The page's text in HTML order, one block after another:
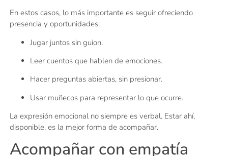
En estos casos, lo más importante es seguir ofreciendo
presencia y oportunidades:
Jugar juntos sin guion.
Leer cuentos que hablen de emociones.
Hacer preguntas abiertas, sin presionar.
Usar muñecos para representar lo que ocurre.
La expresión emocional no siempre es verbal. Estar ahí,
disponible, es la mejor forma de acompañar.
Acompañar con empatía